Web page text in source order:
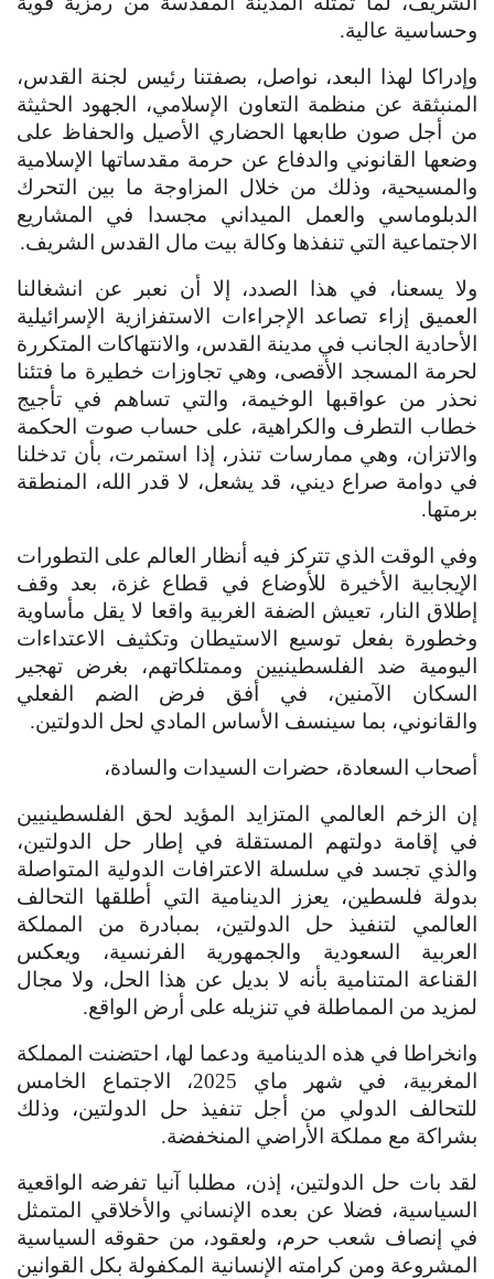
وحساسية عالية.
وإدراكا لهذا البعد، نواصل، بصفتنا رئيس لجنة القدس،
المنبثقة عن منظمة التعاون الإسلامي، الجهود الحثيثة
من أجل صون طابعها الحضاري الأصيل والحفاظ على
وضعها القانوني والدفاع عن حرمة مقدساتها الإسلامية
والمسيحية، وذلك من خلال المزاوجة ما بين التحرك
الدبلوماسي والعمل الميداني مجسدا في المشاريع
الاجتماعية التي تنفذها وكالة بيت مال القدس الشريف.
ولا يسعنا، في هذا الصدد، إلا أن نعبر عن انشغالنا
العميق إزاء تصاعد الإجراءات الاستفزازية الإسرائيلية
الأحادية الجانب في مدينة القدس، والانتهاكات المتكررة
لحرمة المسجد الأقصى، وهي تجاوزات خطيرة ما فتئنا
نحذر من عواقبها الوخيمة، والتي تساهم في تأجيج
خطاب التطرف والكراهية، على حساب صوت الحكمة
والاتزان، وهي ممارسات تنذر، إذا استمرت، بأن تدخلنا
في دوامة صراع ديني، قد يشعل، لا قدر الله، المنطقة
برمتها.
وفي الوقت الذي تتركز فيه أنظار العالم على التطورات
الإيجابية الأخيرة للأوضاع في قطاع غزة، بعد وقف
إطلاق النار، تعيش الضفة الغربية واقعا لا يقل مأساوية
وخطورة بفعل توسيع الاستيطان وتكثيف الاعتداءات
اليومية ضد الفلسطينيين وممتلكاتهم، بغرض تهجير
السكان الآمنين، في أفق فرض الضم الفعلي
والقانوني، بما سينسف الأساس المادي لحل الدولتين.
أصحاب السعادة، حضرات السيدات والسادة،
إن الزخم العالمي المتزايد المؤيد لحق الفلسطينيين
في إقامة دولتهم المستقلة في إطار حل الدولتين،
والذي تجسد في سلسلة الاعترافات الدولية المتواصلة
بدولة فلسطين، يعزز الدينامية التي أطلقها التحالف
العالمي لتنفيذ حل الدولتين، بمبادرة من المملكة
العربية السعودية والجمهورية الفرنسية، ويعكس
القناعة المتنامية بأنه لا بديل عن هذا الحل، ولا مجال
لمزيد من المماطلة في تنزيله على أرض الواقع.
وانخراطا في هذه الدينامية ودعما لها، احتضنت المملكة
المغربية، في شهر ماي 2025، الاجتماع الخامس
للتحالف الدولي من أجل تنفيذ حل الدولتين، وذلك
بشراكة مع مملكة الأراضي المنخفضة.
لقد بات حل الدولتين، إذن، مطلبا آنيا تفرضه الواقعية
السياسية، فضلا عن بعده الإنساني والأخلاقي المتمثل
في إنصاف شعب حرم، ولعقود، من حقوقه السياسية
المشروعة ومن كرامته الإنسانية المكفولة بكل القوانين